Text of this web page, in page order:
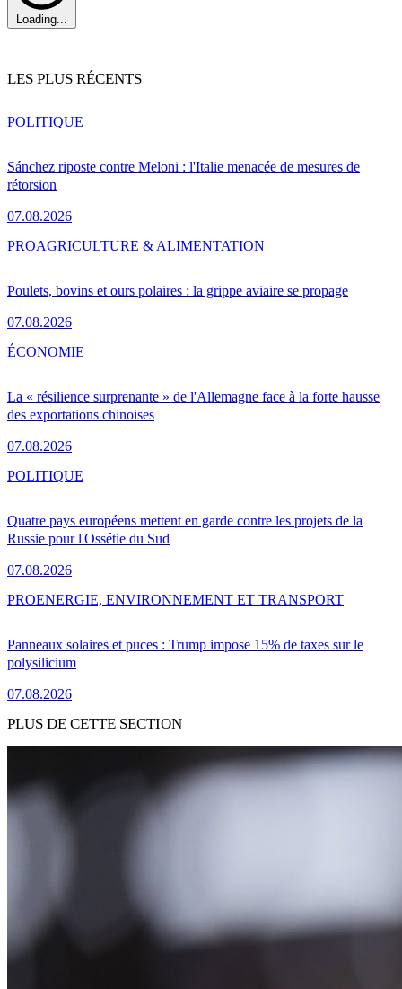
Loading...
LES PLUS RÉCENTS
Sánchez riposte contre Meloni : l'Italie menacée de mesures de
rétorsion
07.08.2026
POLITIQUE
Poulets, bovins et ours polaires : la grippe aviaire se propage
07.08.2026
PROAGRICULTURE & ALIMENTATION
La « résilience surprenante » de l'Allemagne face à la forte hausse
des exportations chinoises
07.08.2026
ÉCONOMIE
Quatre pays européens mettent en garde contre les projets de la
Russie pour l'Ossétie du Sud
07.08.2026
POLITIQUE
Panneaux solaires et puces : Trump impose 15% de taxes sur le
polysilicium
07.08.2026
PROENERGIE, ENVIRONNEMENT ET TRANSPORT
PLUS DE CETTE SECTION